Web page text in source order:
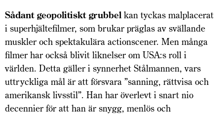
Sådant geopolitiskt grubbelkan tyckas malplacerat
i superhjältefilmer, som brukar präglas av svällande
muskler och spektakulära actionscener. Men många
filmer har också blivit liknelser om USA:s roll i
världen. Detta gäller i synnerhet Stålmannen, vars
uttryckliga mål är att försvara ”sanning, rättvisa och
amerikansk livsstil”. Han har överlevt i snart nio
decennier för att han är snygg, menlös och